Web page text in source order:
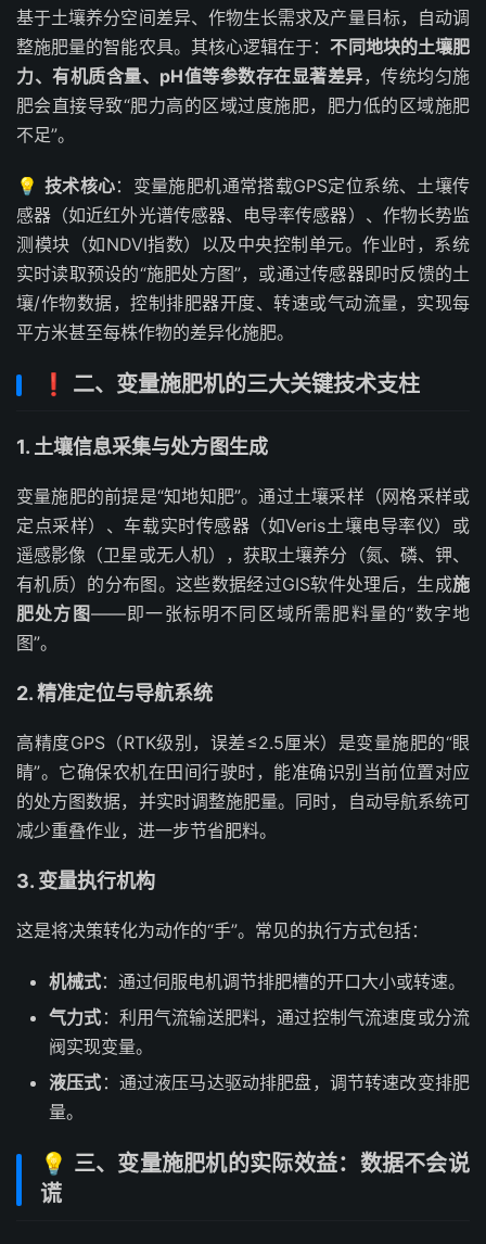
基于土壤养分空间差异、作物生长需求及产量目标，自动调
整施肥量的智能农具。其核心逻辑在于：不同地块的土壤肥
力、有机质含量、pH值等参数存在显著差异，传统均匀施
肥会直接导致“肥力高的区域过度施肥，肥力低的区域施肥
不足”。
💡 技术核心：变量施肥机通常搭载GPS定位系统、土壤传
感器（如近红外光谱传感器、电导率传感器）、作物长势监
测模块（如NDVI指数）以及中央控制单元。作业时，系统
实时读取预设的“施肥处方图”，或通过传感器即时反馈的土
壤/作物数据，控制排肥器开度、转速或气动流量，实现每
平方米甚至每株作物的差异化施肥。
❗ 二、变量施肥机的三大关键技术支柱
1. 土壤信息采集与处方图生成
变量施肥的前提是“知地知肥”。通过土壤采样（网格采样或
定点采样）、车载实时传感器（如Veris土壤电导率仪）或
遥感影像（卫星或无人机），获取土壤养分（氮、磷、钾、
有机质）的分布图。这些数据经过GIS软件处理后，生成施
肥处方图——即一张标明不同区域所需肥料量的“数字地
图”。
2. 精准定位与导航系统
高精度GPS（RTK级别，误差≤2.5厘米）是变量施肥的“眼
睛”。它确保农机在田间行驶时，能准确识别当前位置对应
的处方图数据，并实时调整施肥量。同时，自动导航系统可
减少重叠作业，进一步节省肥料。
3. 变量执行机构
这是将决策转化为动作的“手”。常见的执行方式包括：
机械式：通过伺服电机调节排肥槽的开口大小或转速。
气力式 ：利用气流输送肥料，通过控制气流速度或分流
阀实现变量。
液压式 ：通过液压马达驱动排肥盘，调节转速改变排肥
量。
💡 三、变量施肥机的实际效益：数据不会说
谎